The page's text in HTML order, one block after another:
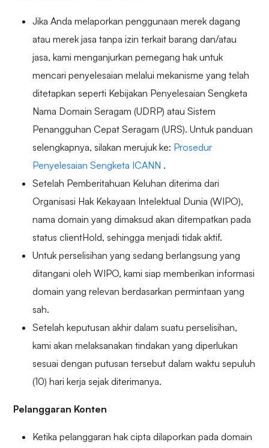
Jika Anda melaporkan penggunaan merek dagang
atau merek jasa tanpa izin terkait barang dan/atau
jasa, kami menganjurkan pemegang hak untuk
mencari penyelesaian melalui mekanisme yang telah
ditetapkan seperti Kebijakan Penyelesaian Sengketa
Nama Domain Seragam (UDRP) atau Sistem
Penangguhan Cepat Seragam (URS). Untuk panduan
selengkapnya, silakan merujuk ke: Prosedur
Penyelesaian Sengketa ICANN .
Setelah Pemberitahuan Keluhan diterima dari
Organisasi Hak Kekayaan Intelektual Dunia (WIPO),
nama domain yang dimaksud akan ditempatkan pada
status clientHold, sehingga menjadi tidak aktif.
Untuk perselisihan yang sedang berlangsung yang
ditangani oleh WIPO, kami siap memberikan informasi
domain yang relevan berdasarkan permintaan yang
sah.
Setelah keputusan akhir dalam suatu perselisihan,
kami akan melaksanakan tindakan yang diperlukan
sesuai dengan putusan tersebut dalam waktu sepuluh
(10) hari kerja sejak diterimanya.
Pelanggaran Konten
Ketika pelanggaran hak cipta dilaporkan pada domain